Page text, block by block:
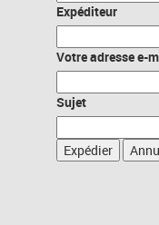
Expéditeur
Votre adresse e-
Sujet
Expédier